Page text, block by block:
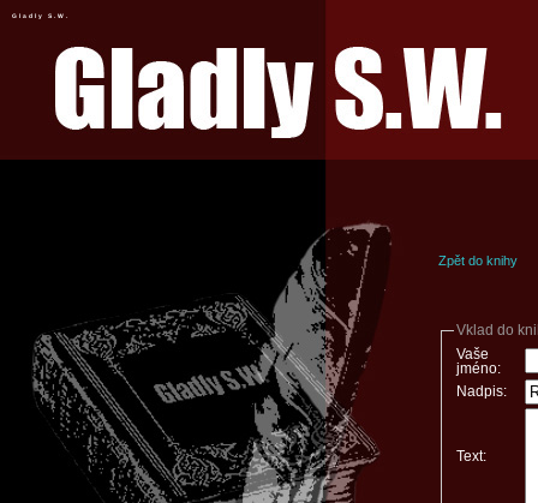
Gladly S.W.
Zpět do knihy
Vklad do
Vaše
jméno:
Nadpis:
Text: